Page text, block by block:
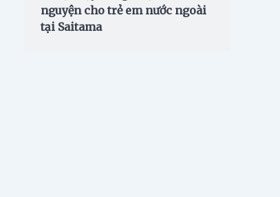
nguyện cho trẻ em nước ngoài
tại Saitama